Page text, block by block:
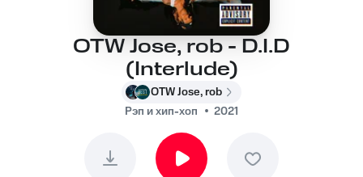
OTW Jose, rob - D.I.D
(Interlude)
OTW Jose, rob
Рэп и хип-хоп
2021